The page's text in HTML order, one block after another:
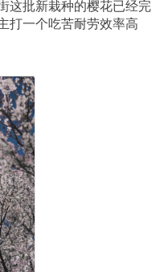
这批新栽种的樱花已经完
打一个吃苦耐劳效率高